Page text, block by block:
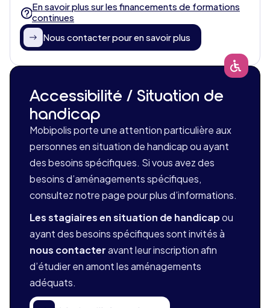
En savoir plus sur les financements de formations
continues
Nous contacter pour en savoir plus
Accessibilité / Situation de
handicap
Mobipolis porte une attention particulière aux
personnes en situation de handicap ou ayant
des besoins spécifiques. Si vous avez des
besoins d’aménagements spécifiques,
consultez notre page pour plus d’informations.
Les stagiaires en situation de handicapou
ayant des besoins spécifiques sont invités à
nous contacteravant leur inscription afin
d’étudier en amont les aménagements
adéquats.